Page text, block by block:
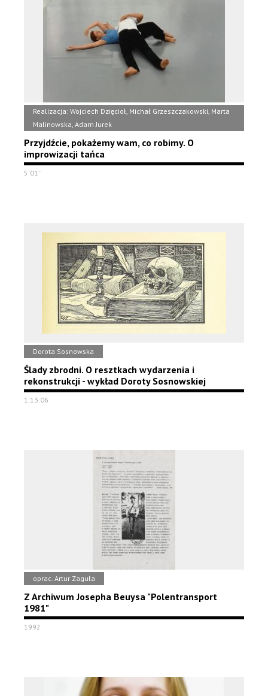
Realizacja: Wojciech Dzięcioł, Michał Grzeszczakowski, Marta
Malinowska, Adam Jurek
Przyjdźcie, pokażemy wam, co robimy. O
improwizacji tańca
5'01''
Dorota Sosnowska
Ślady zbrodni. O resztkach wydarzenia i
rekonstrukcji - wykład Doroty Sosnowskiej
1:13:06
oprac. Artur Zaguła
Z Archiwum Josepha Beuysa "Polentransport
1981"
1992